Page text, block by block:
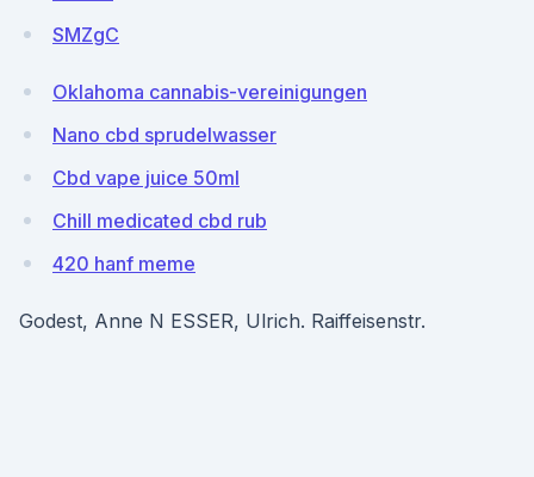
SMZgC
Oklahoma cannabis-vereinigungen
Nano cbd sprudelwasser
Cbd vape juice 50ml
Chill medicated cbd rub
420 hanf meme
Godest, Anne N ESSER, Ulrich. Raiffeisenstr.